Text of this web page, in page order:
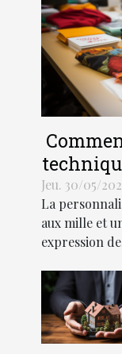
Jeu. 30/05/
La
aux mille et
expression